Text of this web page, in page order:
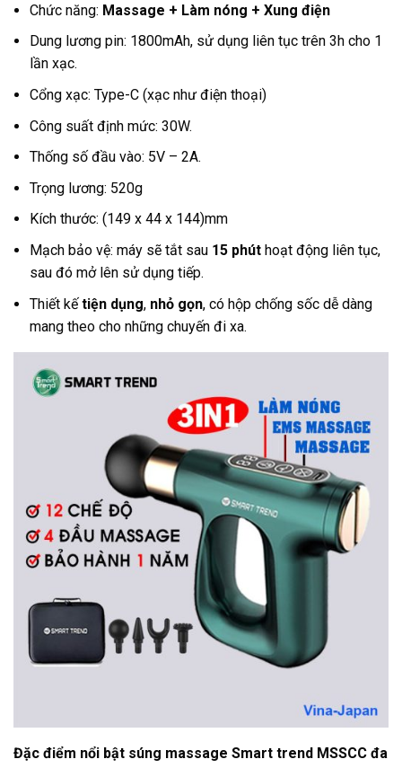
Chức năng: Massage + Làm nóng + Xung điện
Dung lương pin: 1800mAh, sử dụng liên tục trên 3h cho 1
lần xạc.
Cổng xạc: Type-C (xạc như điện thoại)
Công suất định mức: 30W.
Thống số đầu vào: 5V – 2A.
Trọng lương: 520g
Kích thước: (149 x 44 x 144)mm
Mạch bảo vệ: máy sẽ tắt sau 15 phút hoạt động liên tục,
sau đó mở lên sử dụng tiếp.
Thiết kếtiện dụng, nhỏ gọn, có hộp chống sốc dễ dàng
mang theo cho những chuyến đi xa.
Đặc điểm nổi bật súng massage Smart trend MSSCC đa